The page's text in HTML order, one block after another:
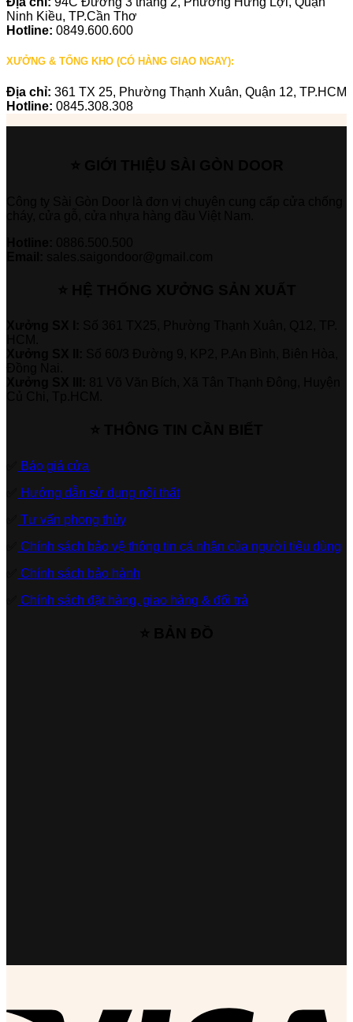
Ninh Kiều, TP.Cần Thơ
Hotline: 0849.600.600
XƯỞNG & TỔNG KHO (CÓ HÀNG GIAO NGAY):
Địa chỉ: 361 TX 25, Phường Thạnh Xuân, Quận 12, TP.HCM
Hotline: 0845.308.308
Báo giá cửa
Hướng dẫn sử dụng nội thất
Tư vấn phong thủy
Chính sách bảo vệ thông tin cá nhân của người tiêu dùng
Chính sách bảo hành
Chính sách đặt hàng, giao hàng & đổi trả